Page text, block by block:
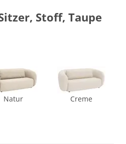
Stoff, Taupe
Natur Creme